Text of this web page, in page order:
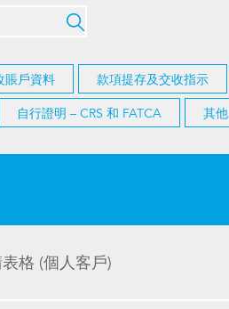
賬戶資料 款項提存及交收指示
自行證明 – CRS 和 FATCA 其他
格 (個人客戶)